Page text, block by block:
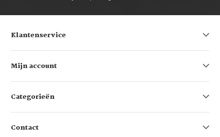
Klantenservice
Mijn account
Categorieën
Contact